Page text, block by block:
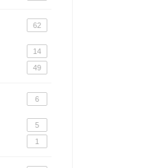
62
14
49
6
5
1